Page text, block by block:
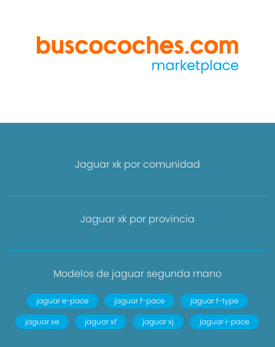
Jaguar xk por comunidad
Jaguar xk por provincia
Modelos de jaguar segunda mano
jaguar e-pace jaguar f-pace
jaguar f-type
jaguar xe
jaguar xf jaguar xj jaguar i-pace